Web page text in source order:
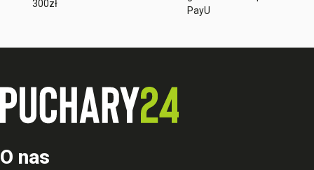
300zł
PayU
O nas